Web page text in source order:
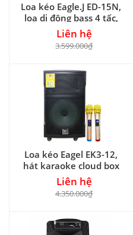
Loa kéo Eagle.J ED-15N,
loa di động bass 4 tấc,
max 500W
Liên hệ
3.599.000₫
Loa kéo Eagel EK3-12,
hát karaoke cloud box
trên điện thoại
Liên hệ
4.350.000₫